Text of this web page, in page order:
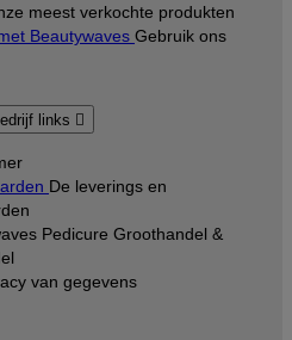
meest verkochte produkten
Beautywaves Gebruik ons
links 
De leverings en
Pedicure Groothandel &
van gegevens